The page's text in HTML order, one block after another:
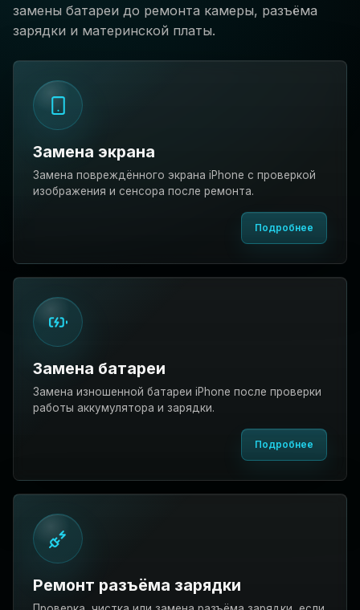
замены батареи до ремонта камеры, разъёма
зарядки и материнской платы.
Замена экрана
Замена повреждённого экрана iPhone с проверкой
изображения и сенсора после ремонта.
Подробнее
Замена батареи
Замена изношенной батареи iPhone после проверки
работы аккумулятора и зарядки.
Подробнее
Ремонт разъёма зарядки